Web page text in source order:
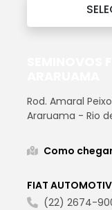
Rod. Amaral
Araruama - Rio
Como
FIAT
(22) 2674-